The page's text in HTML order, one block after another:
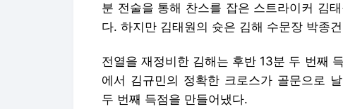
분 전술을 통해 찬스를 잡은 스트라이커 김
다. 하지만 김태원의 슛은 김해 수문장 박종
전열을 재정비한 김해는 후반 13분 두 번째
에서 김규민의 정확한 크로스가 골문으로
두 번째 득점을 만들어냈다.